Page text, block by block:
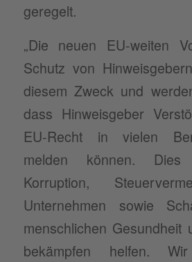
geregelt.
„Die neuen EU-weiten
Schutz von
diesem Zweck und
dass Hinweisgeber
EU-Recht in vielen
melden können.
Korruption,
Unternehmen sowie
menschlichen Gesundheit
bekämpfen helfen.